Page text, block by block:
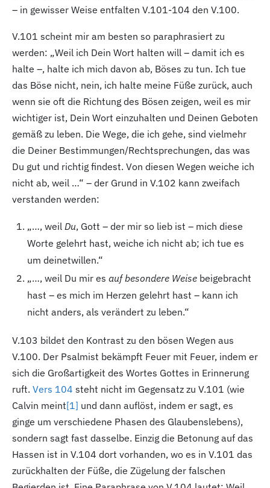
– in gewisser Weise entfalten V.101-104 den V.100.
V.101 scheint mir am besten so paraphrasiert zu
werden: „Weil ich Dein Wort halten will – damit ich es
halte –, halte ich mich davon ab, Böses zu tun. Ich tue
das Böse nicht, nein, ich halte meine Füße zurück, auch
wenn sie oft die Richtung des Bösen zeigen, weil es mir
wichtiger ist, Dein Wort einzuhalten und Deinen Geboten
gemäß zu leben. Die Wege, die ich gehe, sind vielmehr
die Deiner Bestimmungen/Rechtsprechungen, das was
Du gut und richtig findest. Von diesen Wegen weiche ich
nicht ab, weil …“ – der Grund in V.102 kann zweifach
verstanden werden:
„…, weil Du, Gott – der mir so lieb ist – mich diese
Worte gelehrt hast, weiche ich nicht ab; ich tue es
um deinetwillen.“
„…, weil Du mir es auf besondere Weise beigebracht
hast – es mich im Herzen gelehrt hast – kann ich
nicht anders, als verändert zu leben.“
V.103 bildet den Kontrast zu den bösen Wegen aus
V.100. Der Psalmist bekämpft Feuer mit Feuer, indem er
sich die Großartigkeit des Wortes Gottes in Erinnerung
ruft. Vers 104 steht nicht im Gegensatz zu V.101 (wie
Calvin meint[1] und dann auflöst, indem er sagt, es
ginge um verschiedene Phasen des Glaubenslebens),
sondern sagt fast dasselbe. Einzig die Betonung auf das
Hassen ist in V.104 dort vorhanden, wo es in V.101 das
zurückhalten der Füße, die Zügelung der falschen